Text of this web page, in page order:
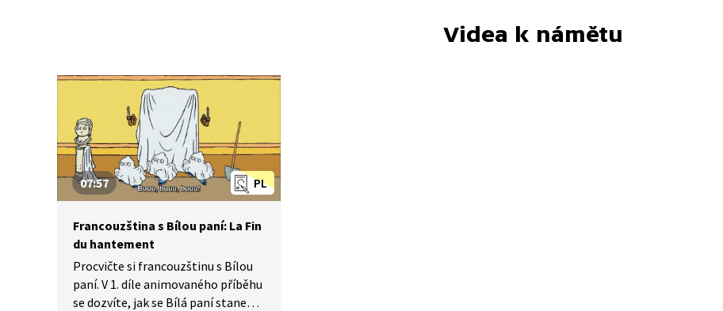
Videa k námětu
PL
07:57
Francouzština s Bílou paní: La Fin
du hantement
Procvičte si francouzštinu s Bílou
paní. V 1. díle animovaného příběhu
se dozvíte, jak se Bílá paní stane